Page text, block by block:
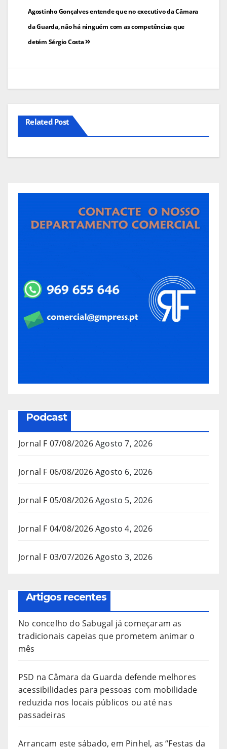
Navegação
de
artigos
Agostinho Gonçalves entende que no executivo da Câmara
da Guarda, não há ninguém com as competências que
detém Sérgio Costa
Related Post
Podcast
Jornal F 07/08/2026Agosto 7, 2026
Jornal F 06/08/2026Agosto 6, 2026
Jornal F 05/08/2026Agosto 5, 2026
Jornal F 04/08/2026Agosto 4, 2026
Jornal F 03/07/2026Agosto 3, 2026
Artigos recentes
No concelho do Sabugal já começaram as
tradicionais capeias que prometem animar o
mês
PSD na Câmara da Guarda defende melhores
acessibilidades para pessoas com mobilidade
reduzida nos locais públicos ou até nas
passadeiras
Arrancam este sábado, em Pinhel, as “Festas da